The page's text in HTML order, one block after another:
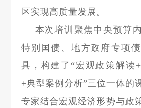
区实现高质量发展。
本次培训聚焦中央预算
特别国债、地方政府专项
具，构建了“宏观政策解读
+典型案例分析”三位一体的
专家结合宏观经济形势与政